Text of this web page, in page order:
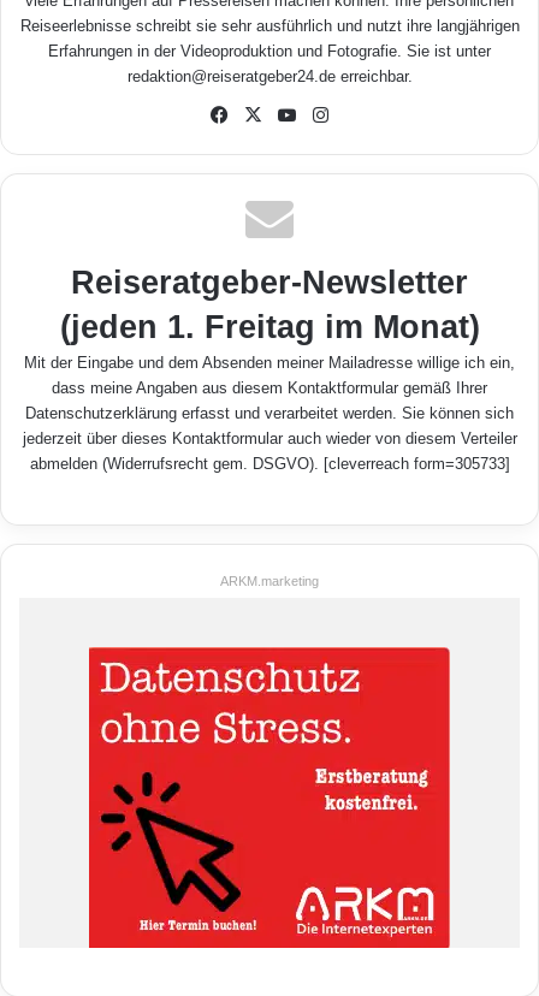
Reiseerlebnisse schreibt sie sehr ausführlich und nutzt ihre langjährigen
Erfahrungen in der Videoproduktion und Fotografie. Sie ist unter
redaktion@reiseratgeber24.de erreichbar.
Fa
ook
X
Yo
be am
Reiseratgeber-Newsletter
(jeden 1. Freitag im Monat)
Mit der Eingabe und dem Absenden meiner Mailadresse willige ich ein,
dass meine Angaben aus diesem Kontaktformular gemäß Ihrer
Datenschutzerklärung erfasst und verarbeitet werden. Sie können sich
jederzeit über dieses Kontaktformular auch wieder von diesem Verteiler
abmelden (Widerrufsrecht gem. DSGVO). [cleverreach form=305733]
ARKM.marketing